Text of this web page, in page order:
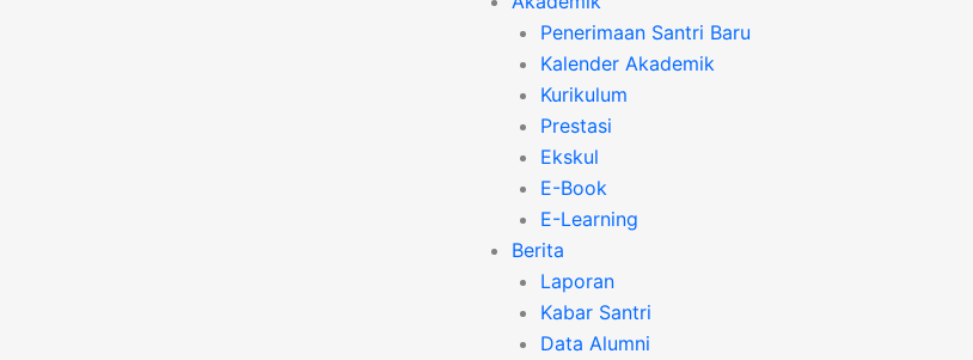
Penerimaan Santri Baru
Kalender Akademik
Kurikulum
Prestasi
Ekskul
E-Book
E-Learning
Berita
Laporan
Kabar Santri
Data Alumni